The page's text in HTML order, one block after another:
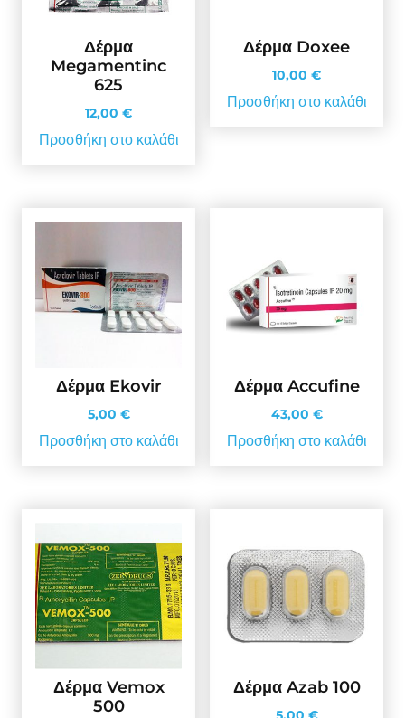
Δέρμα
Megamentinc
625
12,00 €
Προσθήκη στο καλάθι
Δέρμα Doxee
10,00 €
Προσθήκη στο καλάθι
Δέρμα Ekovir
5,00 €
Προσθήκη στο καλάθι
Δέρμα Accufine
43,00 €
Προσθήκη στο καλάθι
Δέρμα Vemox
500
Δέρμα Azab 100